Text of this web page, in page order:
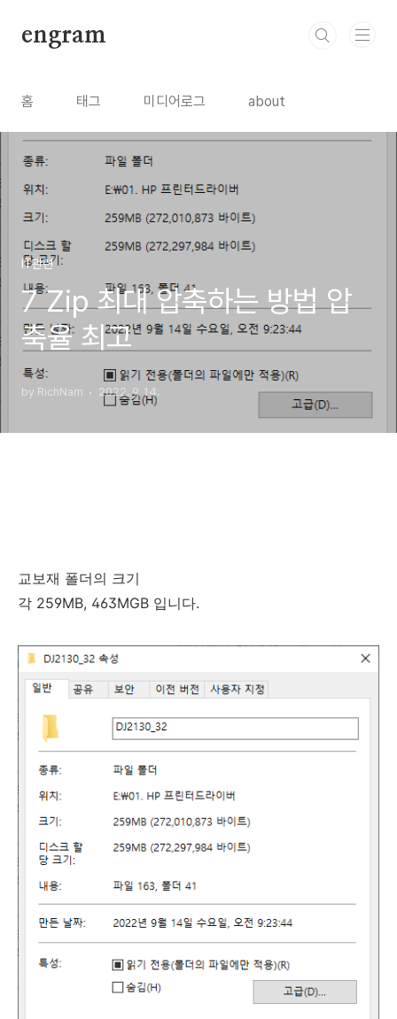
engram
홈 태그 미디어로그 about
IT관련
7 Zip 최대 압축하는 방법 압
축율 최고
by RichNam 2022. 9. 14.
교보재 폴더의 크기
각 259MB, 463MGB 입니다.